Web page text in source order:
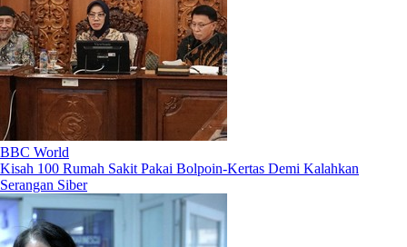
BBC World
Kisah 100 Rumah Sakit Pakai Bolpoin-Kertas Demi Kalahkan
Serangan Siber